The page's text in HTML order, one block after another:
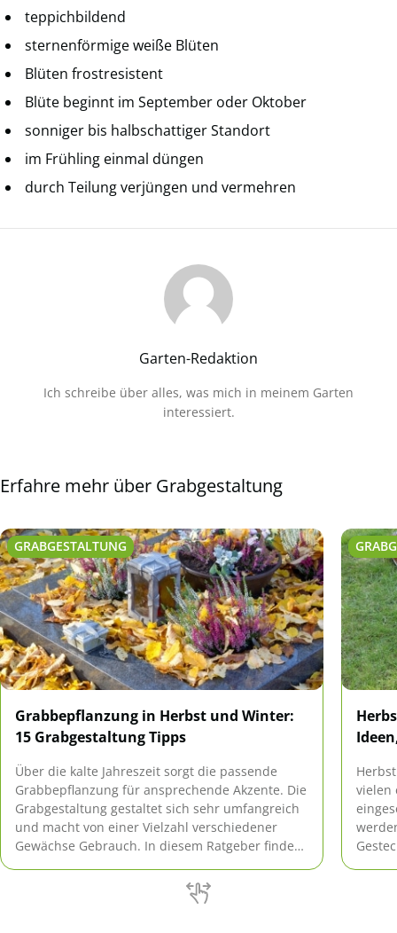
teppichbildend
sternenförmige weiße Blüten
Blüten frostresistent
Blüte beginnt im September oder Oktober
sonniger bis halbschattiger Standort
im Frühling einmal düngen
durch Teilung verjüngen und vermehren
Garten-Redaktion
Ich schreibe über alles, was mich in meinem Garten
interessiert.
Erfahre mehr über Grabgestaltung
GRABGESTALTUNG
Grabbepflanzung in Herbst und Winter:
15 Grabgestaltung Tipps
Über die kalte Jahreszeit sorgt die passende
Grabbepflanzung für ansprechende Akzente. Die
Grabgestaltung gestaltet sich sehr umfangreich
und macht von einer Vielzahl verschiedener
Gewächse Gebrauch. In diesem Ratgeber finden
vielen